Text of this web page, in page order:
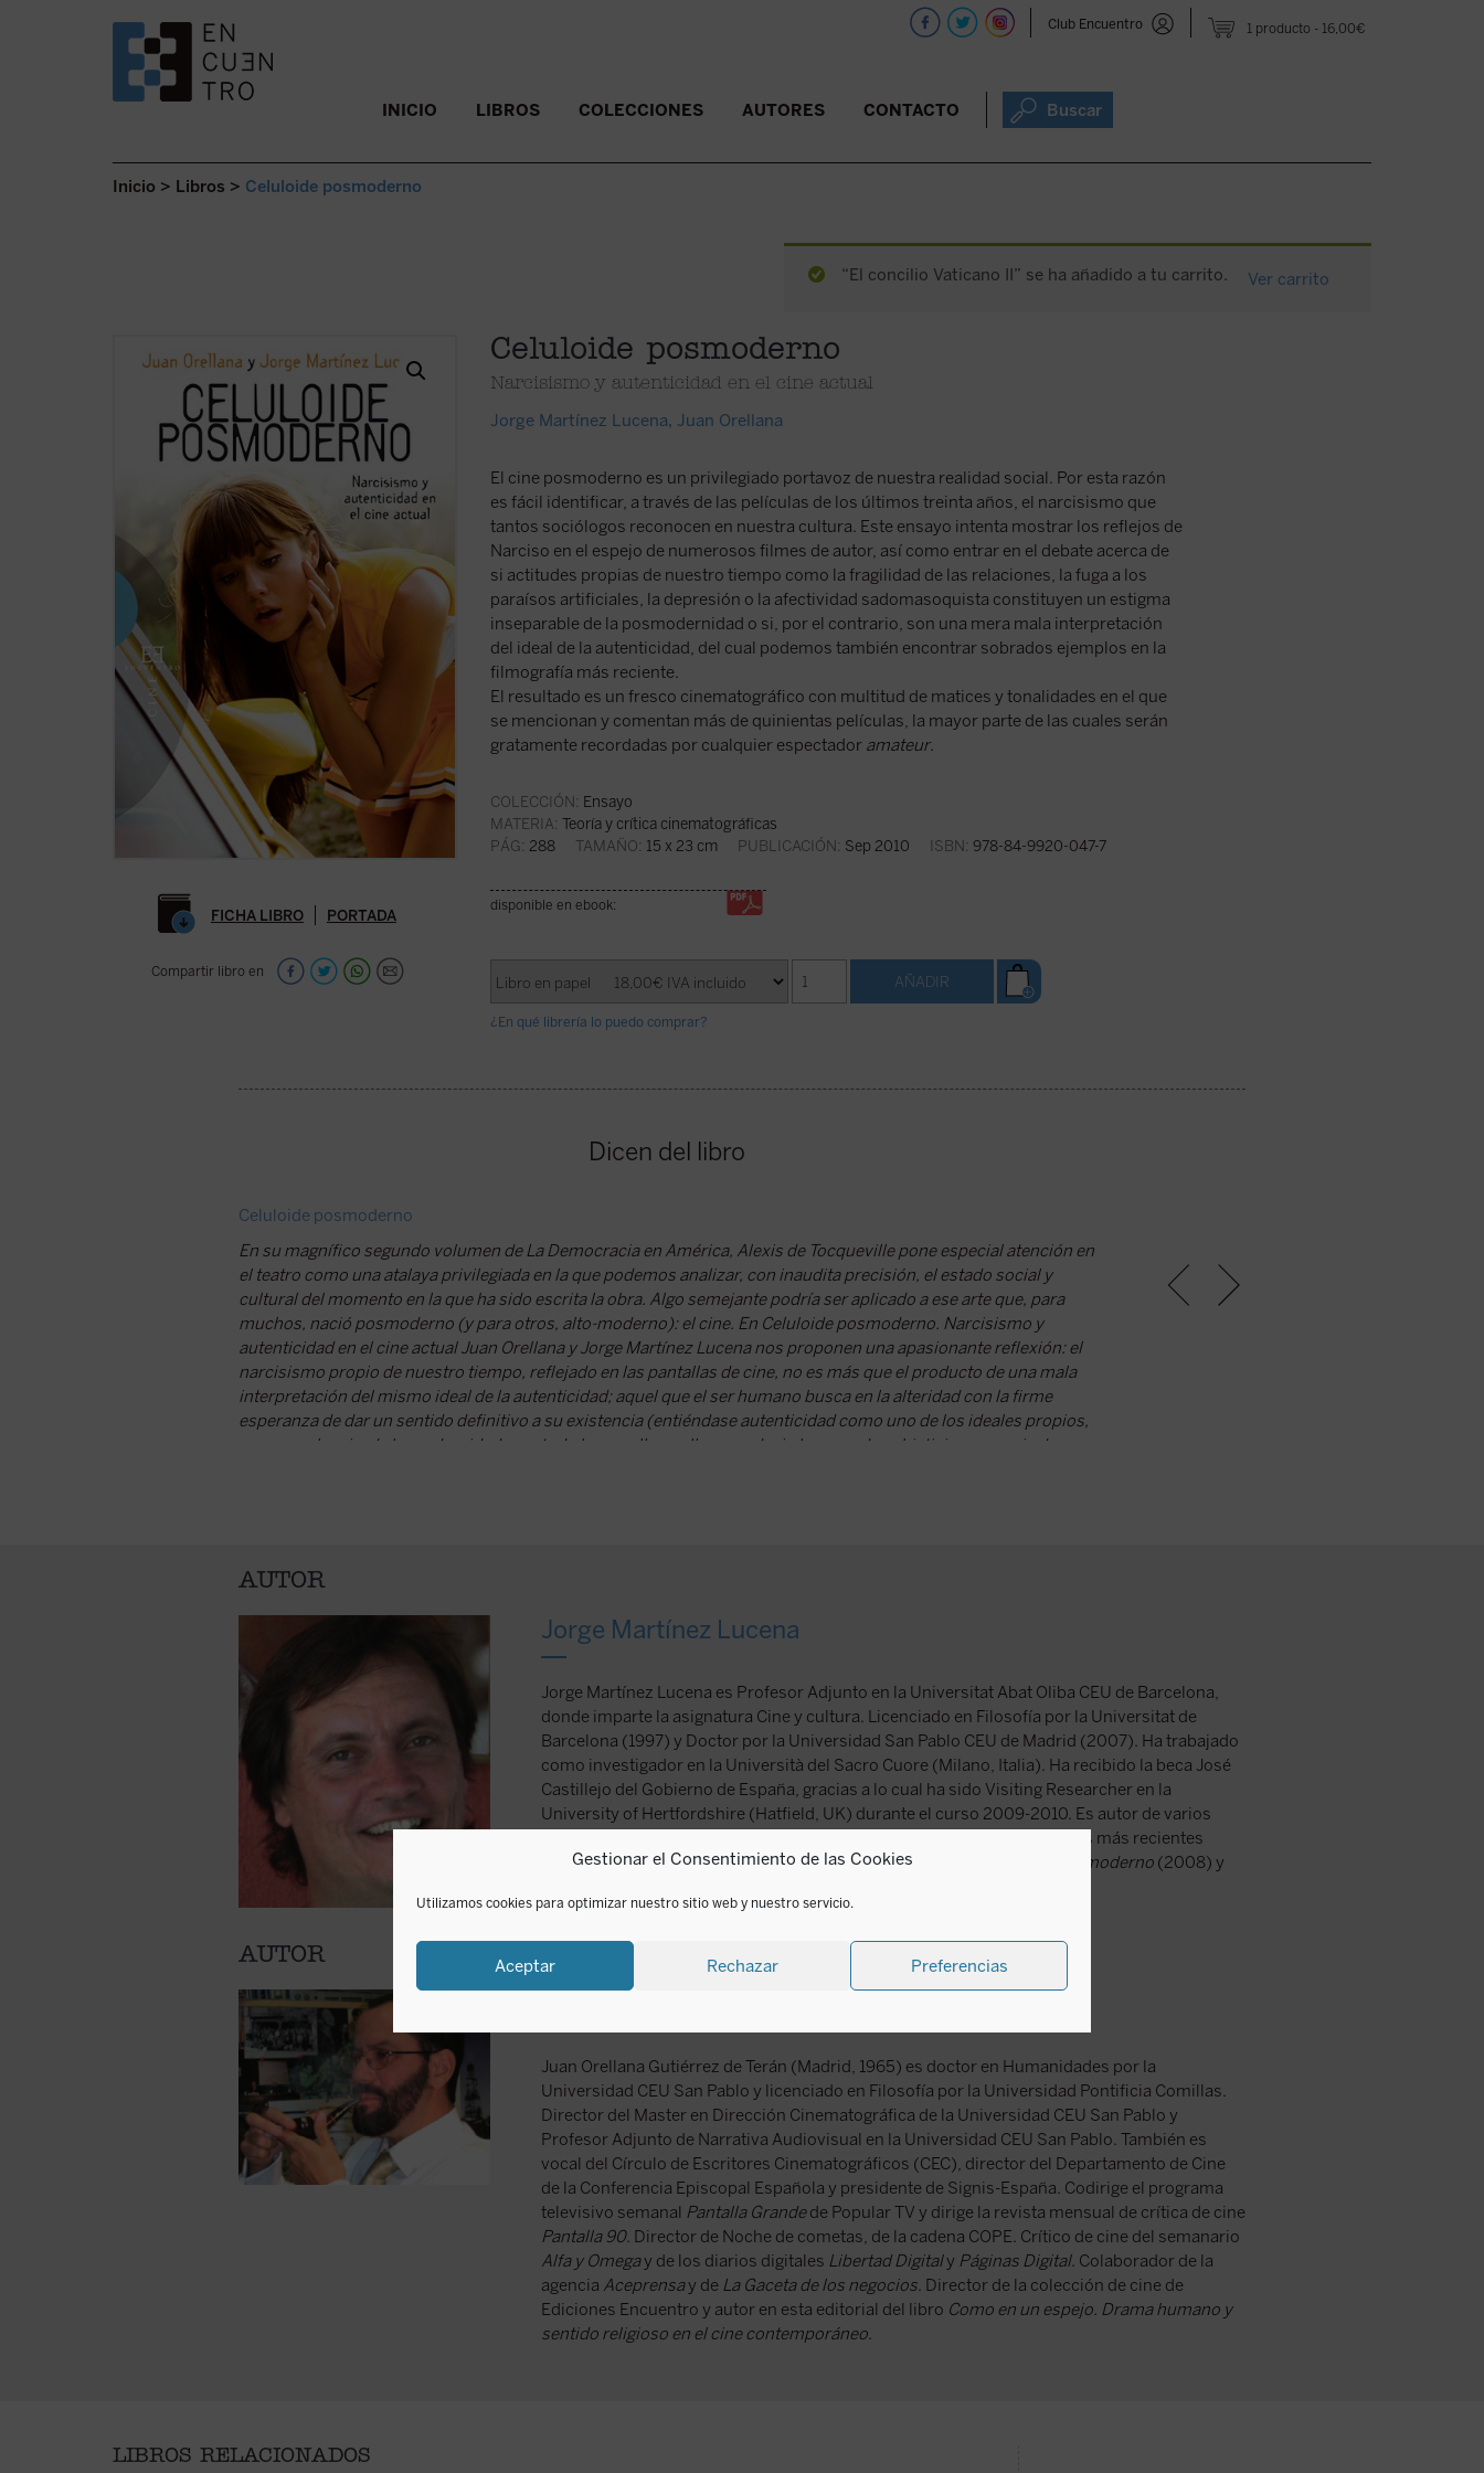
Gestionar el Consentimiento de las Cookies
Utilizamos cookies para optimizar nuestro sitio web y nuestro servicio.
Aceptar Rechazar Preferencias
1 producto 16,00€
Club Encuentro
SALTAR AL CONTENIDO. INICIO LIBROS COLECCIONES AUTORES CONTACTO Buscar
Inicio > Libros > Celuloide posmoderno
“El concilio Vaticano II” se ha añadido a tu carrito. Ver carrito
FICHA LIBRO PORTADA
Compartir libro en
Celuloide posmoderno
Narcisismo y autenticidad en el cine actual
Jorge Martínez Lucena, Juan Orellana
El cine posmoderno es un privilegiado portavoz de nuestra realidad social. Por esta razón
es fácil identificar, a través de las películas de los últimos treinta años, el narcisismo que
tantos sociólogos reconocen en nuestra cultura. Este ensayo intenta mostrar los reflejos de
Narciso en el espejo de numerosos filmes de autor, así como entrar en el debate acerca de
si actitudes propias de nuestro tiempo como la fragilidad de las relaciones, la fuga a los
paraísos artificiales, la depresión o la afectividad sadomasoquista constituyen un estigma
inseparable de la posmodernidad o si, por el contrario, son una mera mala interpretación
del ideal de la autenticidad, del cual podemos también encontrar sobrados ejemplos en la
filmografía más reciente.
El resultado es un fresco cinematográfico con multitud de matices y tonalidades en el que
se mencionan y comentan más de quinientas películas, la mayor parte de las cuales serán
gratamente recordadas por cualquier espectador amateur.
COLECCIÓN: Ensayo
MATERIA: Teoría y crítica cinematográficas
PÁG: 288 TAMAÑO: 15 x 23 cm PUBLICACIÓN: Sep 2010 ISBN: 978-84-9920-047-7
disponible en ebook:
¿En qué librería lo puedo comprar?
Dicen del libro
Celuloide posmoderno
En su magnífico segundo volumen de La Democracia en América, Alexis de Tocqueville pone especial atención en
el teatro como una atalaya privilegiada en la que podemos analizar, con inaudita precisión, el estado social y
cultural del momento en la que ha sido escrita la obra. Algo semejante podría ser aplicado a ese arte que, para
muchos, nació posmoderno (y para otros, alto-moderno): el cine. En Celuloide posmoderno. Narcisismo y
autenticidad en el cine actual Juan Orellana y Jorge Martínez Lucena nos proponen una apasionante reflexión: el
narcisismo propio de nuestro tiempo, reflejado en las pantallas de cine, no es más que el producto de una mala
interpretación del mismo ideal de la autenticidad; aquel que el ser humano busca en la alteridad con la firme
esperanza de dar un sentido definitivo a su existencia (entiéndase autenticidad como uno de los ideales propios,
y por excelencia, de la modernidad, con todo lo que ello conlleva, es decir, la carga de subjetivismo propia de
AUTOR
Jorge Martínez Lucena
Jorge Martínez Lucena es Profesor Adjunto en la Universitat Abat Oliba CEU de Barcelona,
donde imparte la asignatura Cine y cultura. Licenciado en Filosofía por la Universitat de
Barcelona (1997) y Doctor por la Universidad San Pablo CEU de Madrid (2007). Ha trabajado
como investigador en la Università del Sacro Cuore (Milano, Italia). Ha recibido la beca José
Castillejo del Gobierno de España, gracias a lo cual ha sido Visiting Researcher en la
University of Hertfordshire (Hatfield, UK) durante el curso 2009-2010. Es autor de varios
obras que giran en torno al tema de la postmodernidad y el cine. Entre las más recientes
destacan el libro Los antifaces de Dory. Retrato en collage del sujeto posmoderno(2008) y
AUTOR
Juan Orellana Gutiérrez de Terán (Madrid, 1965) es doctor en Humanidades por la
Universidad CEU San Pablo y licenciado en Filosofía por la Universidad Pontificia Comillas.
Director del Master en Dirección Cinematográfica de la Universidad CEU San Pablo y
Profesor Adjunto de Narrativa Audiovisual en la Universidad CEU San Pablo. También es
vocal del Círculo de Escritores Cinematográficos (CEC), director del Departamento de Cine
de la Conferencia Episcopal Española y presidente de Signis-España. Codirige el programa
televisivo semanal Pantalla Grandede Popular TV y dirige la revista mensual de crítica de cine
Pantalla 90. Director de Noche de cometas, de la cadena COPE. Crítico de cine del semanario
Alfa y Omegay de los diarios digitales Libertad Digitaly Páginas Digital. Colaborador de la
agencia Aceprensay de La Gaceta de los negocios. Director de la colección de cine de
Ediciones Encuentro y autor en esta editorial del libro Como en un espejo. Drama humano y
sentido religioso en el cine contemporáneo.
LIBROS RELACIONADOS